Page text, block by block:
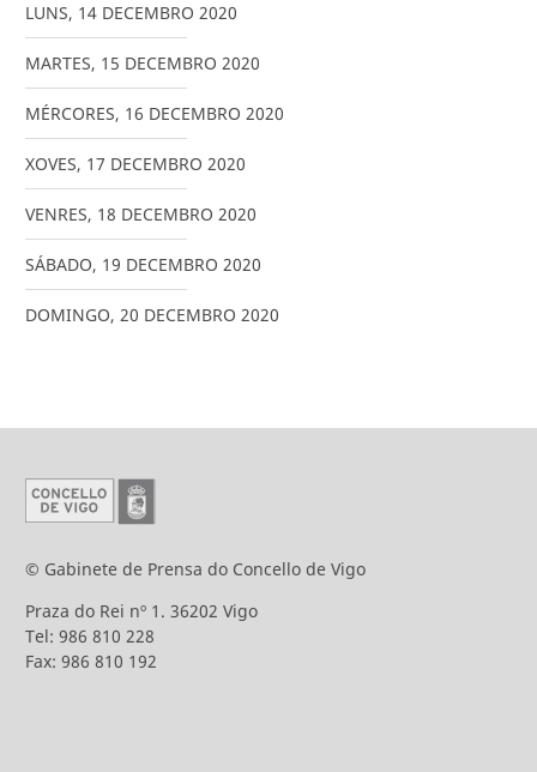
LUNS, 14 DECEMBRO 2020
MARTES, 15 DECEMBRO 2020
MÉRCORES, 16 DECEMBRO 2020
XOVES, 17 DECEMBRO 2020
VENRES, 18 DECEMBRO 2020
SÁBADO, 19 DECEMBRO 2020
DOMINGO, 20 DECEMBRO 2020
© Gabinete de Prensa do Concello de Vigo
Praza do Rei nº 1. 36202 Vigo
Tel: 986 810 228
Fax: 986 810 192